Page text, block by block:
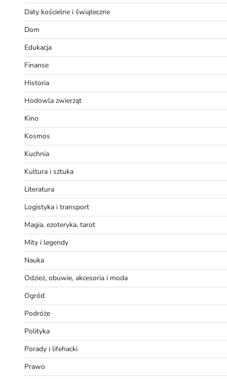
Daty kościelne i świąteczne
Dom
Edukacja
Finanse
Historia
Hodowla zwierząt
Kino
Kosmos
Kuchnia
Kultura i sztuka
Literatura
Logistyka i transport
Magia, ezoteryka, tarot
Mity i legendy
Nauka
Odzież, obuwie, akcesoria i moda
Ogród
Podróże
Polityka
Porady i lifehacki
Prawo